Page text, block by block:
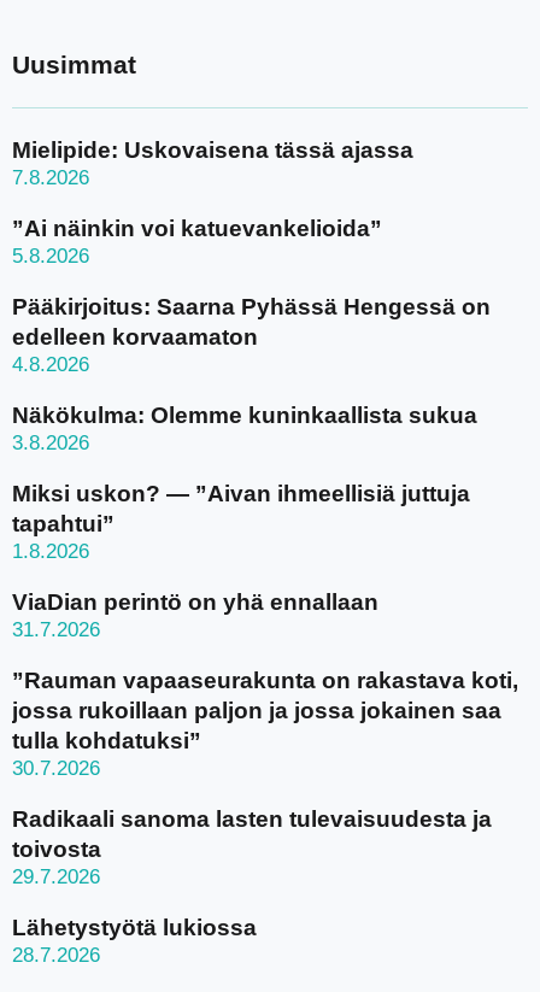
Uusimmat
Mielipide: Uskovaisena tässä ajassa
7.8.2026
”Ai näinkin voi katuevankelioida”
5.8.2026
Pääkirjoitus: Saarna Pyhässä Hengessä on
edelleen korvaamaton
4.8.2026
Näkökulma: Olemme kuninkaallista sukua
3.8.2026
Miksi uskon? — ”Aivan ihmeellisiä juttuja
tapahtui”
1.8.2026
ViaDian perintö on yhä ennallaan
31.7.2026
”Rauman vapaaseurakunta on rakastava koti,
jossa rukoillaan paljon ja jossa jokainen saa
tulla kohdatuksi”
30.7.2026
Radikaali sanoma lasten tulevaisuudesta ja
toivosta
29.7.2026
Lähetystyötä lukiossa
28.7.2026